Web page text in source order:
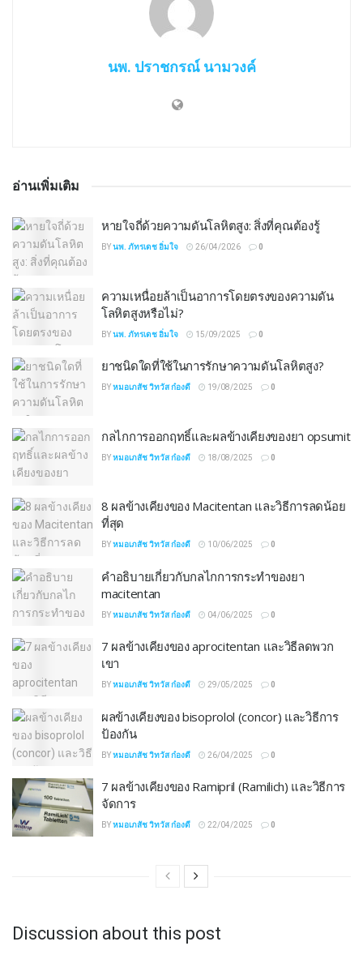
นพ. ปราชกรณ์ นามวงค์
อ่านเพิ่มเติม
หายใจถี่ด้วยความดันโลหิตสูง: สิ่งที่คุณต้องรู้
BYนพ. ภัทรเดช อิ่มใจ 26/04/2026 0
ความเหนื่อยล้าเป็นอาการโดยตรงของความดัน
โลหิตสูงหรือไม่?
BYนพ. ภัทรเดช อิ่มใจ 15/09/2025 0
ยาชนิดใดที่ใช้ในการรักษาความดันโลหิตสูง?
BYหมอเภสัช วิทวัส ก๋องดี 19/08/2025 0
กลไกการออกฤทธิ์และผลข้างเคียงของยา opsumit
BYหมอเภสัช วิทวัส ก๋องดี 18/08/2025 0
8 ผลข้างเคียงของ Macitentan และวิธีการลดน้อย
ที่สุด
BYหมอเภสัช วิทวัส ก๋องดี 10/06/2025 0
คำอธิบายเกี่ยวกับกลไกการกระทำของยา
macitentan
BYหมอเภสัช วิทวัส ก๋องดี 04/06/2025 0
7 ผลข้างเคียงของ aprocitentan และวิธีลดพวก
เขา
BYหมอเภสัช วิทวัส ก๋องดี 29/05/2025 0
ผลข้างเคียงของ bisoprolol (concor) และวิธีการ
ป้องกัน
BYหมอเภสัช วิทวัส ก๋องดี 26/04/2025 0
7 ผลข้างเคียงของ Ramipril (Ramilich) และวิธีการ
จัดการ
BYหมอเภสัช วิทวัส ก๋องดี 22/04/2025 0
Discussion about this post